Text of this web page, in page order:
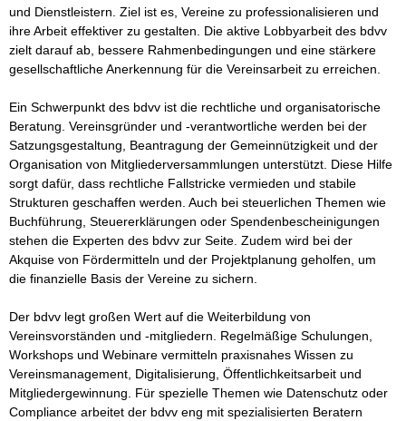
und Dienstleistern. Ziel ist es, Vereine zu professionalisieren und
ihre Arbeit effektiver zu gestalten. Die aktive Lobbyarbeit des bdvv
zielt darauf ab, bessere Rahmenbedingungen und eine stärkere
gesellschaftliche Anerkennung für die Vereinsarbeit zu erreichen.
Ein Schwerpunkt des bdvv ist die rechtliche und organisatorische
Beratung. Vereinsgründer und -verantwortliche werden bei der
Satzungsgestaltung, Beantragung der Gemeinnützigkeit und der
Organisation von Mitgliederversammlungen unterstützt. Diese Hilfe
sorgt dafür, dass rechtliche Fallstricke vermieden und stabile
Strukturen geschaffen werden. Auch bei steuerlichen Themen wie
Buchführung, Steuererklärungen oder Spendenbescheinigungen
stehen die Experten des bdvv zur Seite. Zudem wird bei der
Akquise von Fördermitteln und der Projektplanung geholfen, um
die finanzielle Basis der Vereine zu sichern.
Der bdvv legt großen Wert auf die Weiterbildung von
Vereinsvorständen und -mitgliedern. Regelmäßige Schulungen,
Workshops und Webinare vermitteln praxisnahes Wissen zu
Vereinsmanagement, Digitalisierung, Öffentlichkeitsarbeit und
Mitgliedergewinnung. Für spezielle Themen wie Datenschutz oder
Compliance arbeitet der bdvv eng mit spezialisierten Beratern